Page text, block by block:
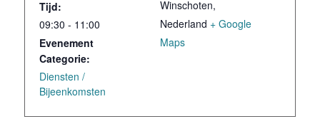
Tijd:
09:30 - 11:00
Evenement
Categorie:
Diensten /
Bijeenkomsten
Winschoten,
Nederland + Google
Maps